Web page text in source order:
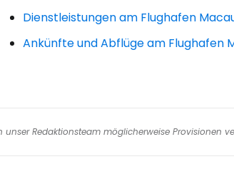
Dienstleistungen am Flughafen
Ankünfte und Abflüge am Flughafen
Redaktionsteam möglicherweise Provisionen